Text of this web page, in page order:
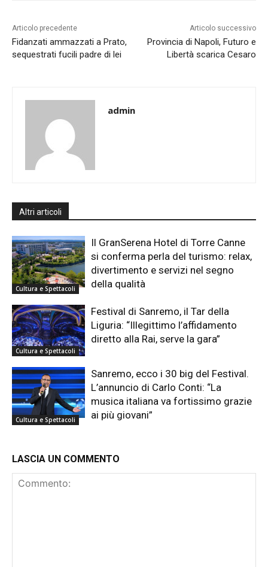
Articolo precedente
Fidanzati ammazzati a Prato,
sequestrati fucili padre di lei
Articolo successivo
Provincia di Napoli, Futuro e
Libertà scarica Cesaro
admin
Altri articoli
Cultura e Spettacoli
Il GranSerena Hotel di Torre Canne
si conferma perla del turismo: relax,
divertimento e servizi nel segno
della qualità
Cultura e Spettacoli
Festival di Sanremo, il Tar della
Liguria: “Illegittimo l’affidamento
diretto alla Rai, serve la gara”
Cultura e Spettacoli
Sanremo, ecco i 30 big del Festival.
L’annuncio di Carlo Conti: “La
musica italiana va fortissimo grazie
ai più giovani”
LASCIA UN COMMENTO